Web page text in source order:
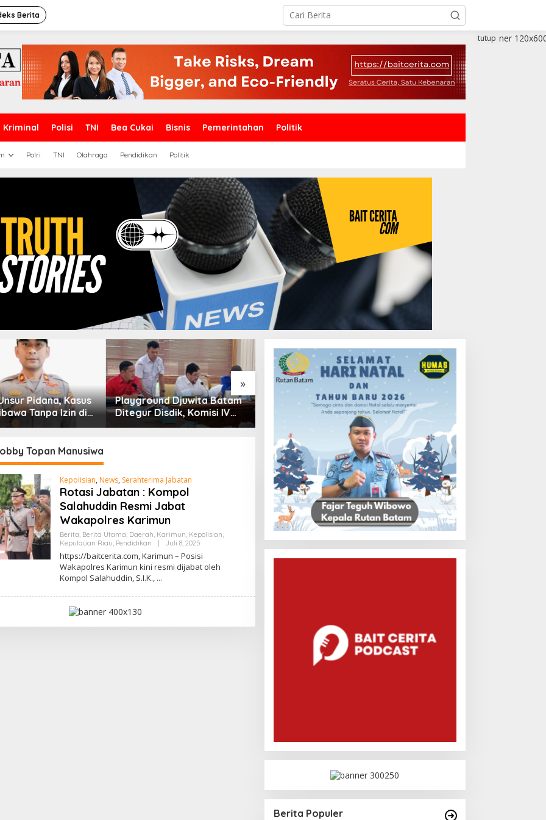
Berita
Kriminal Polisi TNI Bea Cukai Bisnis Pemerintahan Politik
Polri TNI Olahraga Pendidikan Politik
tutup
»
Djuwita Batam
Komisi IV
Sidak
Silaturahmi Pengurus PRI
Kepri Bahas Persiapan HUT
Ke-1 dan Penguatan
Kuasa Hukum PT Sosor Tala
Jaya Tolak Klaim Perluasan
Kampung Tua Batu Merah
HUT Ke-1 PRI di Kepri,
Ratusan Kader Hadiri
Perayaan dan Bagikan
Bansos
Topan Manusiwa
Kepolisian, News, Serahterima Jabatan
Rotasi Jabatan : Kompol
Salahuddin Resmi Jabat
Wakapolres Karimun
Berita, Berita Utama, Daerah, Karimun, Kepolisian,
Kepulauan Riau, Pendidikan | Juli 8, 2025
L
E
H
D
I
https://baitcerita.com, Karimun – Posisi
Wakapolres Karimun kini resmi dijabat oleh
Kompol Salahuddin, S.I.K.,
Berita Populer